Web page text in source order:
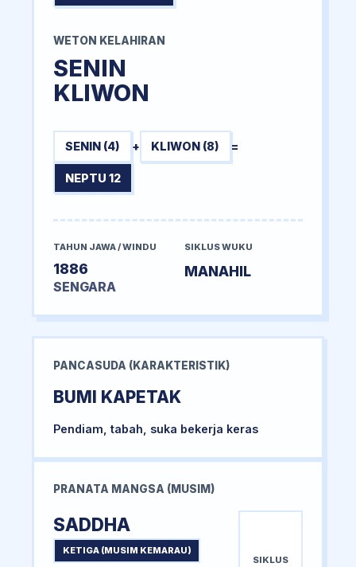
WETON KELAHIRAN
SENIN
KLIWON
SENIN (4) + KLIWON (8) =
NEPTU 12
TAHUN JAWA / WINDU
1886
SENGARA
SIKLUS WUKU
MANAHIL
PANCASUDA (KARAKTERISTIK)
BUMI KAPETAK
Pendiam, tabah, suka bekerja keras
PRANATA MANGSA (MUSIM)
SADDHA
KETIGA (MUSIM KEMARAU)
SIKLUS